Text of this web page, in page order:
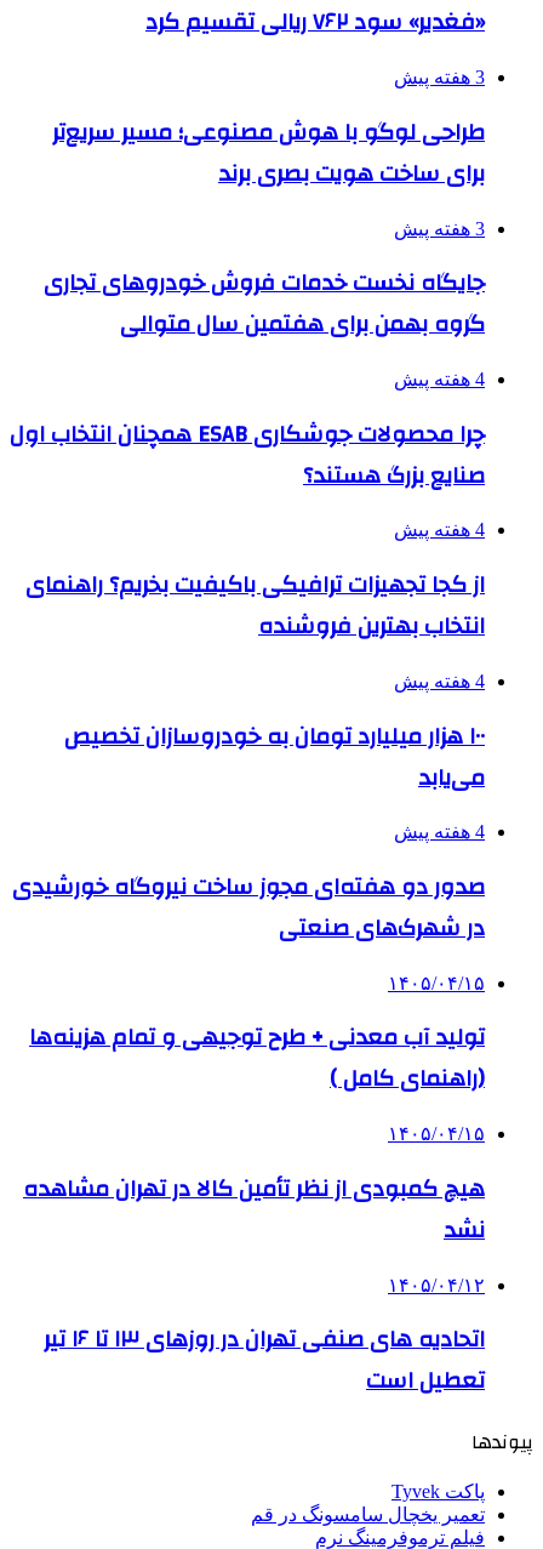
«فغدیر» سود ۷۶۲ ریالی تقسیم کرد
3 هفته پیش
طراحی لوگو با هوش مصنوعی؛ مسیر سریع‌تر
برای ساخت هویت بصری برند
3 هفته پیش
جایگاه نخست خدمات فروش خودروهای تجاری
گروه بهمن برای هفتمین سال متوالی
4 هفته پیش
چرا محصولات جوشکاری ESAB همچنان انتخاب اول
صنایع بزرگ هستند؟
4 هفته پیش
از کجا تجهیزات ترافیکی باکیفیت بخریم؟ راهنمای
انتخاب بهترین فروشنده
4 هفته پیش
۱۰۰ هزار میلیارد تومان به خودروسازان تخصیص
می‌یابد
4 هفته پیش
صدور دو هفته‌ای مجوز ساخت نیروگاه خورشیدی
در شهرک‌های صنعتی
۱۴۰۵/۰۴/۱۵
تولید آب معدنی + طرح توجیهی و تمام هزینه‌ها
(راهنمای کامل )
۱۴۰۵/۰۴/۱۵
هیچ کمبودی از نظر تأمین کالا در تهران مشاهده
نشد
۱۴۰۵/۰۴/۱۲
اتحادیه های صنفی تهران در روزهای ۱۳ تا ۱۶ تیر
تعطیل است
پیوندها
پاکت Tyvek
تعمیر یخچال سامسونگ در قم
فیلم ترموفرمینگ نرم